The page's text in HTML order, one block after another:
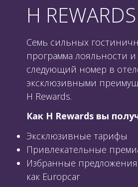
H
Семь сильных
программа лояльности
следующий номер в
эксклюзивными
H Rewards.
Как H Rewards вы
Эксклюзивные тарифы
Привлекательные
Избранные
как Europcar